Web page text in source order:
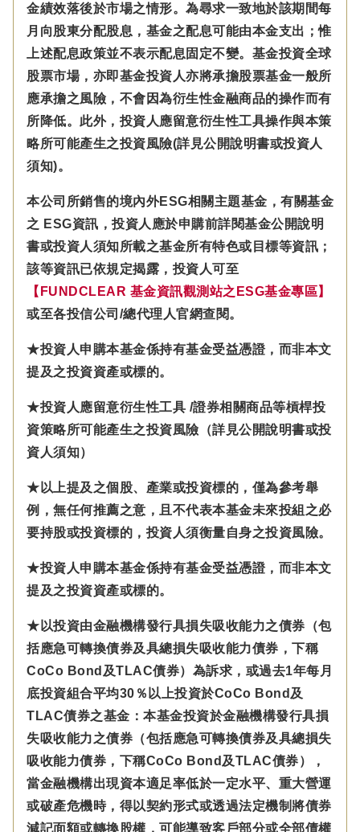
金績效落後於市場之情形。為尋求一致地於該期間每
月向股東分配股息，基金之配息可能由本金支出；惟
上述配息政策並不表示配息固定不變。基金投資全球
股票市場，亦即基金投資人亦將承擔股票基金一般所
應承擔之風險，不會因為衍生性金融商品的操作而有
所降低。此外，投資人應留意衍生性工具操作與本策
略所可能產生之投資風險(詳見公開說明書或投資人
須知)。
本公司所銷售的境內外ESG相關主題基金，有關基金
之 ESG資訊，投資人應於申購前詳閱基金公開說明
書或投資人須知所載之基金所有特色或目標等資訊；
該等資訊已依規定揭露，投資人可至
【FUNDCLEAR 基金資訊觀測站之ESG基金專區】
或至各投信公司/總代理人官網查閱。
★投資人申購本基金係持有基金受益憑證，而非本文
提及之投資資產或標的。
★投資人應留意衍生性工具 /證券相關商品等槓桿投
資策略所可能產生之投資風險（詳見公開說明書或投
資人須知）
★以上提及之個股、產業或投資標的，僅為參考舉
例，無任何推薦之意，且不代表本基金未來投組之必
要持股或投資標的，投資人須衡量自身之投資風險。
★投資人申購本基金係持有基金受益憑證，而非本文
提及之投資資產或標的。
★以投資由金融機構發行具損失吸收能力之債券（包
括應急可轉換債券及具總損失吸收能力債券，下稱
CoCo Bond及TLAC債券）為訴求，或過去1年每月
底投資組合平均30％以上投資於CoCo Bond及
TLAC債券之基金：本基金投資於金融機構發行具損
失吸收能力之債券（包括應急可轉換債券及具總損失
吸收能力債券，下稱CoCo Bond及TLAC債券），
當金融機構出現資本適足率低於一定水平、重大營運
或破產危機時，得以契約形式或透過法定機制將債券
減記面額或轉換股權，可能導致客戶部分或全部債權